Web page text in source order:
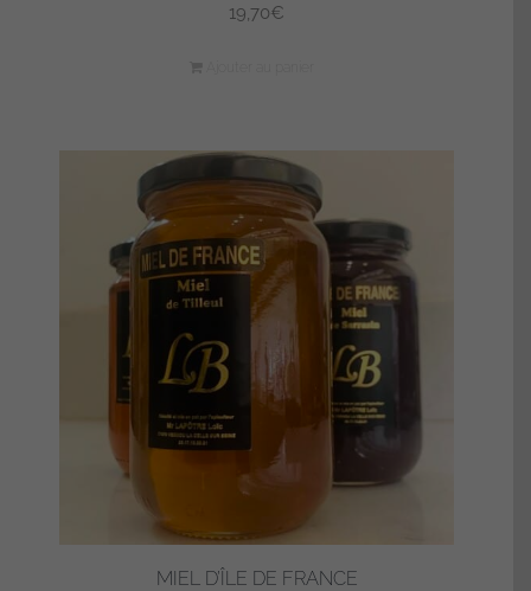
19,70€
MIEL D’ÎLE DE FRANCE